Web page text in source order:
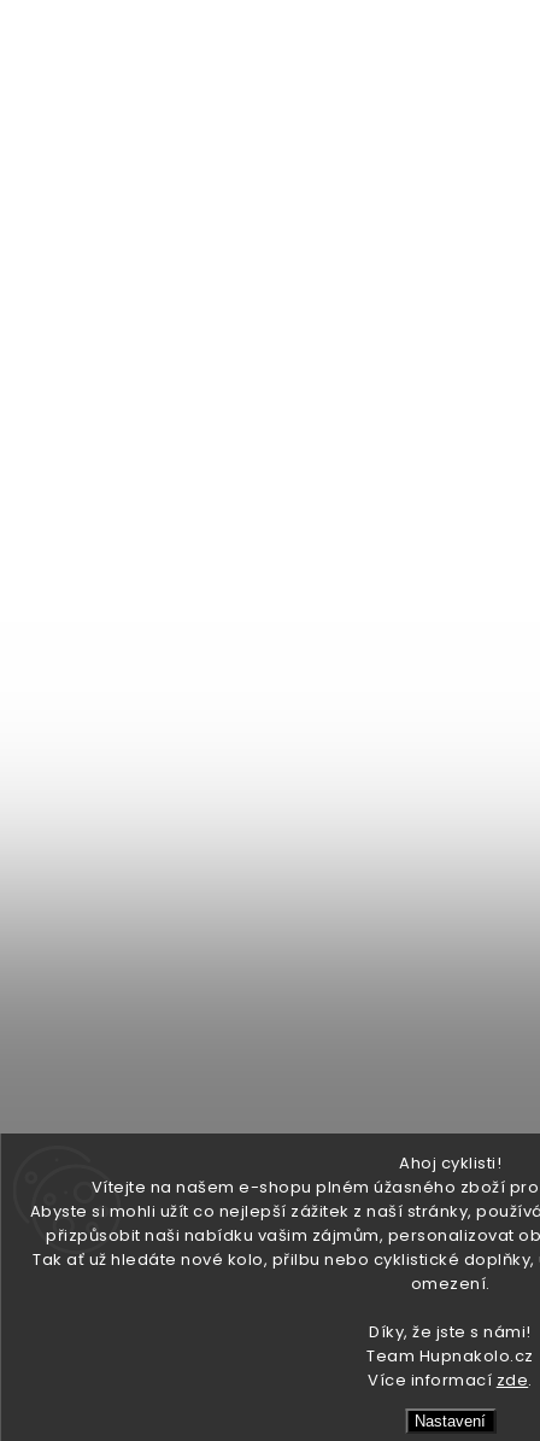
Ahoj cyklisti!
Vítejte na našem e-shopu plném úžasného zboží
Abyste si mohli užít co nejlepší zážitek z naší stránky,
přizpůsobit naši nabídku vašim zájmům, personalizovat
Tak ať už hledáte nové kolo, přilbu nebo cyklistické
omezení.
Díky, že jste s námi!
Team Hupnakolo.cz
Více informací zde.
Nastavení